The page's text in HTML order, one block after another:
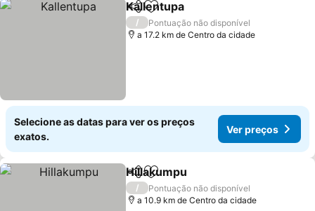
PartilharAdicionar aos favoritos
Kallentupa
/
Pontuação não disponível
a 17.2 km de Centro da cidade
Selecione as datas para ver os preços
exatos.
Ver preços
PartilharAdicionar aos favoritos
Hillakumpu
/
Pontuação não disponível
a 10.9 km de Centro da cidade